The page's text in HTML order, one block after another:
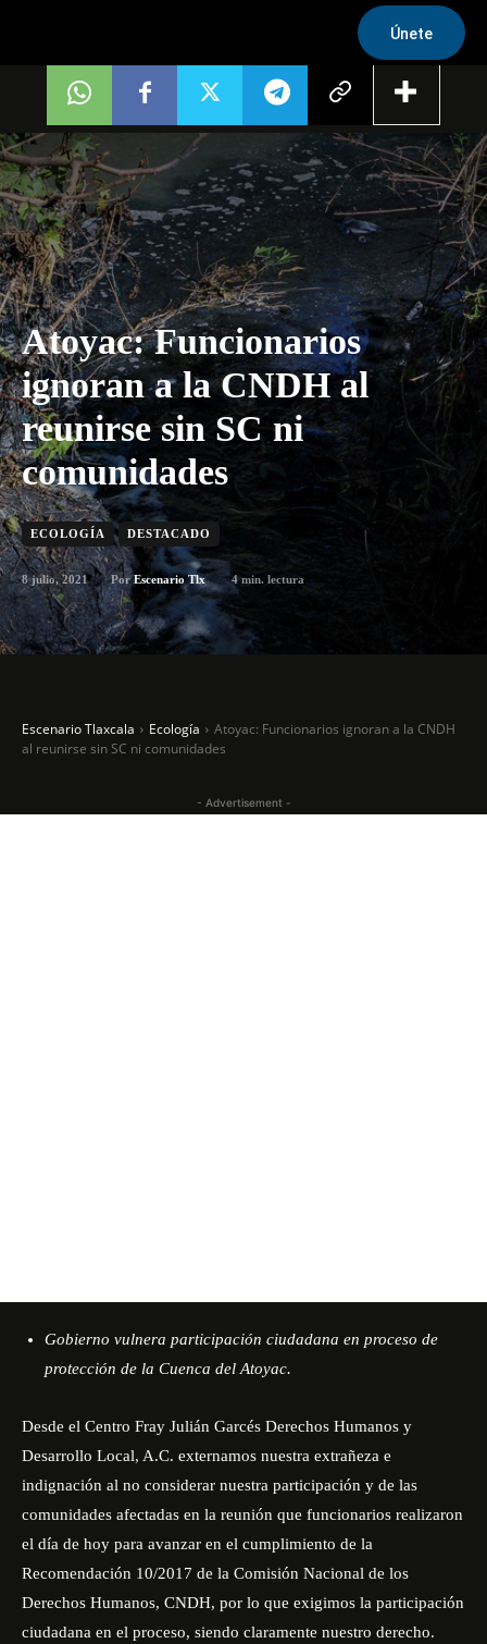
Únete
Atoyac: Funcionarios
ignoran a la CNDH al
reunirse sin SC ni
comunidades
ECOLOGÍA DESTACADO
8 julio, 2021 Por Escenario Tlx 4min. lectura
Escenario Tlaxcala Ecología
Atoyac: Funcionarios ignoran a la CNDH
al reunirse sin SC ni comunidades
- Advertisement -
Gobierno vulnera participación ciudadana en proceso de
protección de la Cuenca del Atoyac.
Desde el Centro Fray Julián Garcés Derechos Humanos y
Desarrollo Local, A.C. externamos nuestra extrañeza e
indignación al no considerar nuestra participación y de las
comunidades afectadas en la reunión que funcionarios realizaron
el día de hoy para avanzar en el cumplimiento de la
Recomendación 10/2017 de la Comisión Nacional de los
Derechos Humanos, CNDH, por lo que exigimos la participación
ciudadana en el proceso, siendo claramente nuestro derecho.